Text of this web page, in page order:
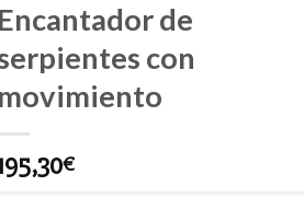
Encantador de
con
movimiento
€